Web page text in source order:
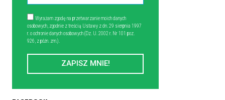
Wyrażam zgodę na przetwarzanie moich danych
osobowych, zgodnie z treścią Ustawy z dn. 29 sierpnia 1997
r. o ochronie danych osobowych (Dz. U. 2002 r. Nr 101 poz.
926, z późn. zm.).
ZAPISZ MNIE!